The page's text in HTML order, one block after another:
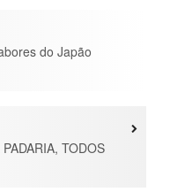
do Japão
TODOS